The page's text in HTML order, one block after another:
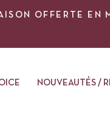
OFFERTE EN
NOUVEAUTÉS /